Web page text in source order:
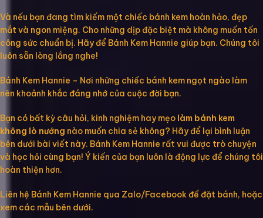
Và nếu bạn đang tìm kiếm một chiếc bánh kem hoàn hảo, đẹp
mắt và ngon miệng. Cho những dịp đặc biệt mà không muốn tốn
công sức chuẩn bị. Hãy để Bánh Kem Hannie giúp bạn. Chúng tôi
luôn sẵn lòng lắng nghe!
Bánh Kem Hannie – Nơi những chiếc bánh kem ngọt ngào làm
nên khoảnh khắc đáng nhớ của cuộc đời bạn.
Bạn có bất kỳ câu hỏi, kinh nghiệm hay mẹo làm bánh kem
không lò nướng nào muốn chia sẻ không? Hãy để lại bình luận
bên dưới bài viết này. Bánh Kem Hannie rất vui được trò chuyện
và học hỏi cùng bạn! Ý kiến của bạn luôn là động lực để chúng tôi
hoàn thiện hơn.
Liên hệ Bánh Kem Hannie qua Zalo/Facebook để đặt bánh, hoặc
xem các mẫu bên dưới.